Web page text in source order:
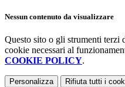
Nessun contenuto da visualizzare
Questo sito o gli strumenti terzi
cookie necessari al
COOKIE POLICY.
Personalizza Rifiuta tutti i